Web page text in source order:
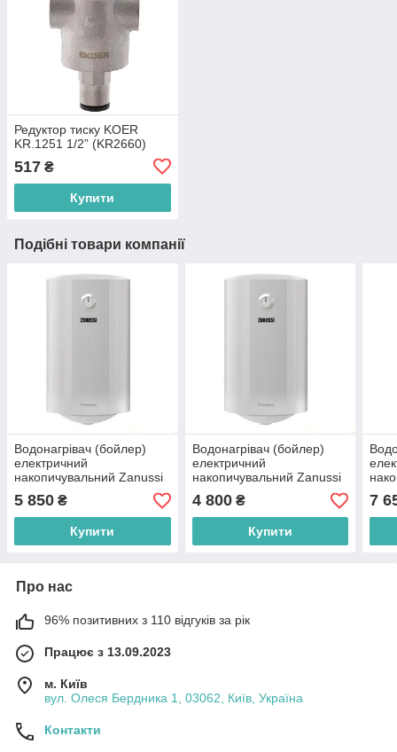
Редуктор тиску KOER
KR.1251 1/2” (KR2660)
517 ₴
Купити
Подібні товари компанії
Водонагрівач (бойлер)
електричний
накопичувальний Zanussi
ZWH/S 80 Premiero
5 850 ₴
Купити
Водонагрівач (бойлер)
електричний
накопичувальний Zanussi
ZWH/S 50 Premiero
4 800₴
Купити
7
Про нас
96% позитивних з 110 відгуків за рік
Працює з 13.09.2023
м. Київ
вул. Олеся Бердника 1, 03062, Київ, Україна
Контакти